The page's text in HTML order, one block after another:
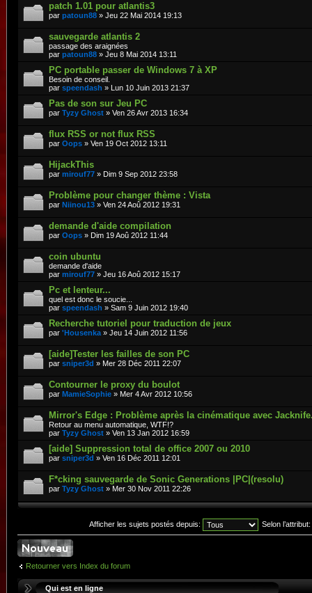
patch 1.01 pour atlantis3
par patoun88 » Jeu 22 Mai 2014 19:13
sauvegarde atlantis 2
passage des araignées
par patoun88 » Jeu 8 Mai 2014 13:11
PC portable passer de Windows 7 à XP
Besoin de conseil.
par speendash » Lun 10 Juin 2013 21:37
Pas de son sur Jeu PC
par Tyzy Ghost » Ven 26 Avr 2013 16:34
flux RSS or not flux RSS
par Oops » Ven 19 Oct 2012 13:11
HijackThis
par mirouf77 » Dim 9 Sep 2012 23:58
Problème pour changer thème : Vista
par Niinou13 » Ven 24 Aoû 2012 19:31
demande d'aide compilation
par Oops » Dim 19 Aoû 2012 11:44
coin ubuntu
demande d'aide
par mirouf77 » Jeu 16 Aoû 2012 15:17
Pc et lenteur...
quel est donc le soucie...
par speendash » Sam 9 Juin 2012 19:40
Recherche tutoriel pour traduction de jeux
par 'Housenka » Jeu 14 Juin 2012 11:56
[aide]Tester les failles de son PC
par sniper3d » Mer 28 Déc 2011 22:07
Contourner le proxy du boulot
par MamieSophie » Mer 4 Avr 2012 10:56
Mirror's Edge : Problème après la cinématique avec
Retour au menu automatique, WTF!?
par Tyzy Ghost » Ven 13 Jan 2012 16:59
[aide] Suppression total de office 2007 ou 2010
par sniper3d » Ven 16 Déc 2011 12:01
F*cking sauvegarde de Sonic Generations |PC|(resolu)
par Tyzy Ghost » Mer 30 Nov 2011 22:26
Afficher les sujets postés depuis: Selon l’attribut:
Retourner vers Index du forum
Qui est en ligne